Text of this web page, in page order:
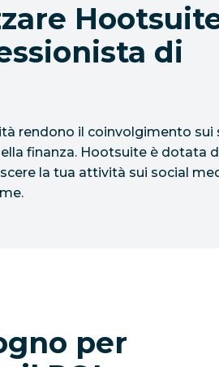
di
rendono il coinvolgimento sui
finanza. Hootsuite è dotata
la tua attività sui social
per